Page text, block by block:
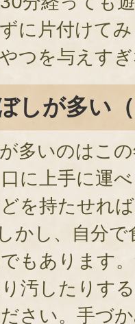
に片付けて
つを与えす
しが多い
多いのはこ
に上手に運
を持たせれ
かし、自分
もあります
汚したりす
さい。手づ